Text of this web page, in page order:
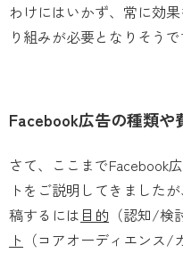
わけにはいかず、常に効
り組みが必要となりそうで
Facebook広告の種類や
さて、ここまでFacebook
トをご説明してきました
稿するには 目的 （認知/検
ト （コアオーディエンス